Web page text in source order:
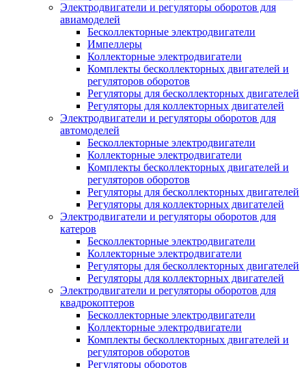
Электродвигатели и регуляторы оборотов для
авиамоделей
Бесколлекторные электродвигатели
Импеллеры
Коллекторные электродвигатели
Комплекты бесколлекторных двигателей и
регуляторов оборотов
Регуляторы для бесколлекторных двигателей
Регуляторы для коллекторных двигателей
Электродвигатели и регуляторы оборотов для
автомоделей
Бесколлекторные электродвигатели
Коллекторные электродвигатели
Комплекты бесколлекторных двигателей и
регуляторов оборотов
Регуляторы для бесколлекторных двигателей
Регуляторы для коллекторных двигателей
Электродвигатели и регуляторы оборотов для
катеров
Бесколлекторные электродвигатели
Коллекторные электродвигатели
Регуляторы для бесколлекторных двигателей
Регуляторы для коллекторных двигателей
Электродвигатели и регуляторы оборотов для
квадрокоптеров
Бесколлекторные электродвигатели
Коллекторные электродвигатели
Комплекты бесколлекторных двигателей и
регуляторов оборотов
Регуляторы оборотов